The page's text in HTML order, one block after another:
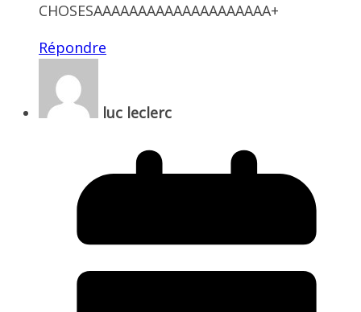
CHOSESAAAAAAAAAAAAAAAAAAAA+
Répondre
luc leclerc